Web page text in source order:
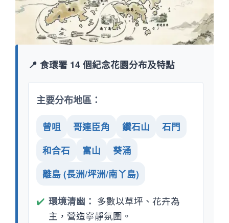
📍 食環署 14 個紀念花園分布及特點
主要分布地區：
曾咀 哥連臣角 鑽石山
石門
和合石
富山
葵涌
離島 (長洲/坪洲/南丫島)
✔️ 環境清幽： 多數以草坪、花卉為
主，營造寧靜氛圍。